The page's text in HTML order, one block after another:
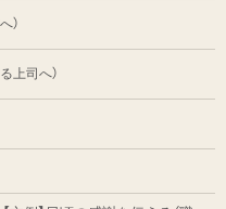
）
上司へ）